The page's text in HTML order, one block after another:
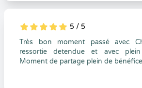
5
1
5
0 5 / 5
Très bon moment passé avec
ressortie detendue et avec
Moment de partage plein de